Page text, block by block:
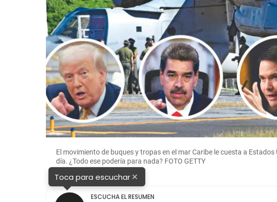
El movimiento de buques y tropas en el mar Caribe le cuesta a
día. ¿Todo ese podería para nada? FOTO GETTY
Toca para escuchar×
ESCUCHA EL RESUMEN